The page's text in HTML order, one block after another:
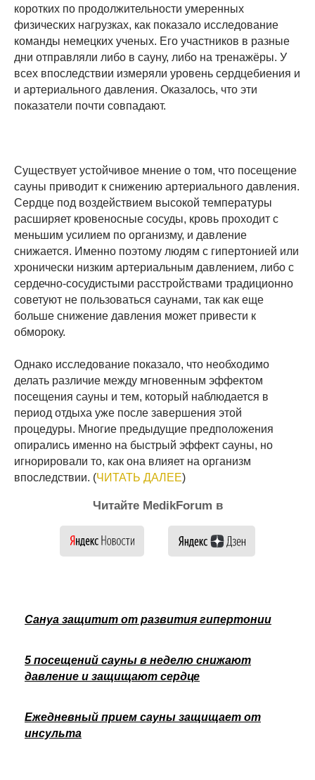
коротких по продолжительности умеренных
физических нагрузках, как показало исследование
команды немецких ученых. Его участников в разные
дни отправляли либо в сауну, либо на тренажёры. У
всех впоследствии измеряли уровень сердцебиения и
и артериального давления. Оказалось, что эти
показатели почти совпадают.
Существует устойчивое мнение о том, что посещение
сауны приводит к снижению артериального давления.
Сердце под воздействием высокой температуры
расширяет кровеносные сосуды, кровь проходит с
меньшим усилием по организму, и давление
снижается. Именно поэтому людям с гипертонией или
хронически низким артериальным давлением, либо с
сердечно-сосудистыми расстройствами традиционно
советуют не пользоваться саунами, так как еще
больше снижение давления может привести к
обмороку.
Однако исследование показало, что необходимо
делать различие между мгновенным эффектом
посещения сауны и тем, который наблюдается в
период отдыха уже после завершения этой
процедуры. Многие предыдущие предположения
опирались именно на быстрый эффект сауны, но
игнорировали то, как она влияет на организм
впоследствии. (ЧИТАТЬ ДАЛЕЕ)
Читайте MedikForum в
Сануа защитит от развития гипертонии
5 посещений сауны в неделю снижают
давление и защищают сердце
Ежедневный прием сауны защищает от
инсульта